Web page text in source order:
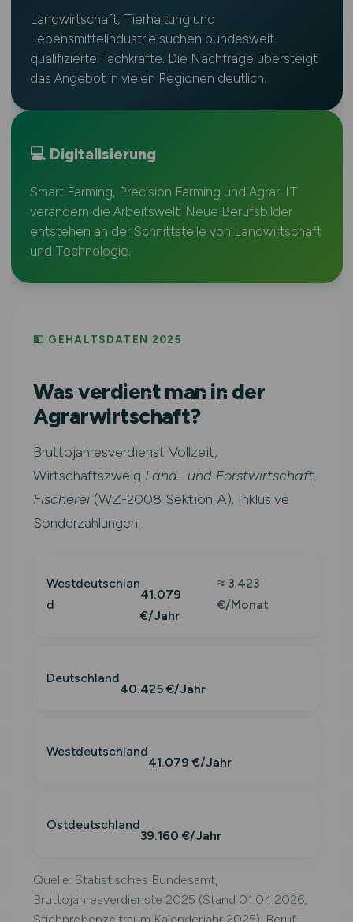
Landwirtschaft, Tierhaltung und
Lebensmittelindustrie suchen bundesweit
qualifizierte Fachkräfte. Die Nachfrage übersteigt
das Angebot in vielen Regionen deutlich.
💻 Digitalisierung
Smart Farming, Precision Farming und Agrar-IT
verändern die Arbeitswelt. Neue Berufsbilder
entstehen an der Schnittstelle von Landwirtschaft
und Technologie.
💵 GEHALTSDATEN 2025
Was verdient man in der
Agrarwirtschaft?
Bruttojahresverdienst Vollzeit,
Wirtschaftszweig Land- und Forstwirtschaft,
Fischerei(WZ-2008 Sektion A). Inklusive
Sonderzahlungen.
Westdeutschlan
d
41.079
€/Jahr
≈ 3.423
€/Monat
Deutschland
40.425 €/Jahr
Westdeutschland
41.079 €/Jahr
Ostdeutschland
39.160 €/Jahr
Quelle: Statistisches Bundesamt,
Bruttojahresverdienste 2025 (Stand 01.04.2026,